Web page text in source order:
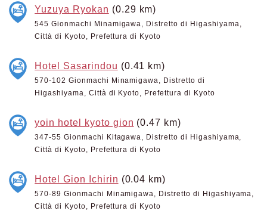
Yuzuya Ryokan (0.29 km)
545 Gionmachi Minamigawa, Distretto di Higashiyama,
Città di Kyoto, Prefettura di Kyoto
Hotel Sasarindou (0.41 km)
570-102 Gionmachi Minamigawa, Distretto di
Higashiyama, Città di Kyoto, Prefettura di Kyoto
yoin hotel kyoto gion (0.47 km)
347-55 Gionmachi Kitagawa, Distretto di Higashiyama,
Città di Kyoto, Prefettura di Kyoto
Hotel Gion Ichirin (0.04 km)
570-89 Gionmachi Minamigawa, Distretto di Higashiyama,
Città di Kyoto, Prefettura di Kyoto